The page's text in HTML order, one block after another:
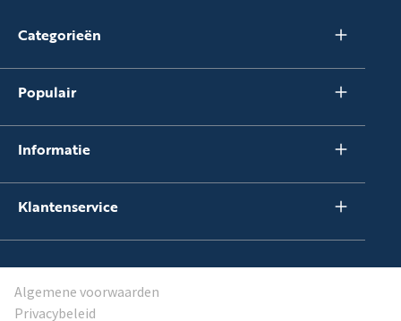
Categorieën
Populair
Informatie
Klantenservice
Algemene voorwaarden
Privacybeleid